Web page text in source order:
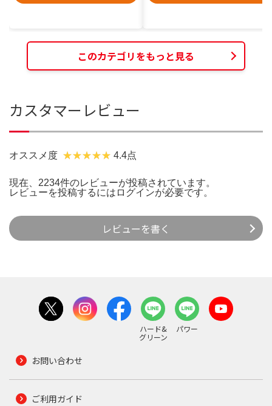
このカテゴリをもっと見る
カスタマーレビュー
オススメ度 4.4点
現在、2234件のレビューが投稿されています。
レビューを投稿するには ログインが必要です。
レビューを書く
ハード&
グリーン
パワー
お問い合わせ
ご利用ガイド